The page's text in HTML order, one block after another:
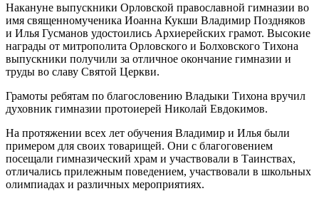
Накануне выпускники Орловской православной гимназии во
имя священномученика Иоанна Кукши Владимир Поздняков
и Илья Гусманов удостоились Архиерейских грамот. Высокие
награды от митрополита Орловского и Болховского Тихона
выпускники получили за отличное окончание гимназии и
труды во славу Святой Церкви.
Грамоты ребятам по благословению Владыки Тихона вручил
духовник гимназии протоиерей Николай Евдокимов.
На протяжении всех лет обучения Владимир и Илья были
примером для своих товарищей. Они с благоговением
посещали гимназический храм и участвовали в Таинствах,
отличались прилежным поведением, участвовали в школьных
олимпиадах и различных мероприятиях.